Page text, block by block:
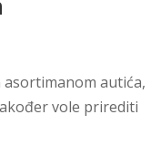
autića,
vole prirediti